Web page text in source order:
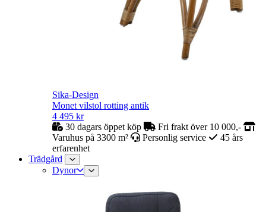
Sika-Design
Monet vilstol rotting antik
4 495 kr
30 dagars öppet köp
Fri frakt över 10 000,-
Varuhus på 3300 m²
Personlig service
45 års
erfarenhet
Trädgård
Dynor